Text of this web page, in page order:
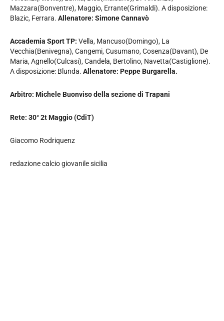
Mazzara(Bonventre), Maggio, Errante(Grimaldi). A disposizione:
Blazic, Ferrara. Allenatore: Simone Cannavò
Accademia Sport TP: Vella, Mancuso(Domingo), La
Vecchia(Benivegna), Cangemi, Cusumano, Cosenza(Davant), De
Maria, Agnello(Culcasi), Candela, Bertolino, Navetta(Castiglione).
A disposizione: Blunda. Allenatore: Peppe Burgarella.
Arbitro: Michele Buonviso della sezione di Trapani
Rete: 30° 2t Maggio (CdiT)
Giacomo Rodriquenz
redazione calcio giovanile sicilia